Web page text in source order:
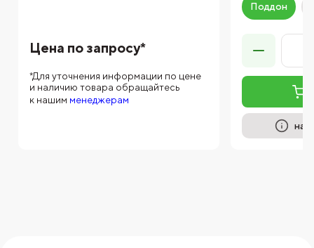
Цена по запросу*
*Для уточнения информации по цене
и наличию товара обращайтесь
к нашим менеджерам
Поддон
на